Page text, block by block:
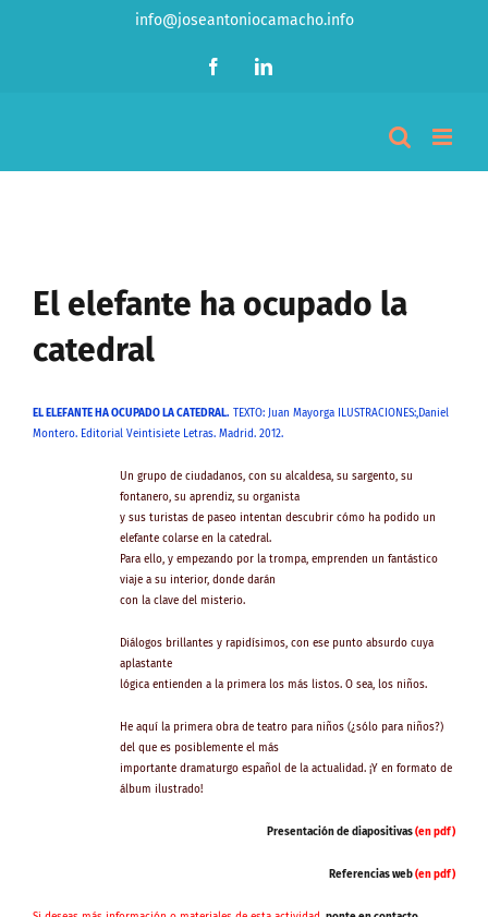
info@joseantoniocamacho.info
FacebookLinkedIn
más
grande
El elefante ha ocupado la
catedral
EL ELEFANTE HA OCUPADO LA CATEDRAL. TEXTO: Juan Mayorga ILUSTRACIONES:,Daniel
Montero. Editorial Veintisiete Letras. Madrid. 2012.
Un grupo de ciudadanos, con su alcaldesa, su sargento, su
fontanero, su aprendiz, su organista
y sus turistas de paseo intentan descubrir cómo ha podido un
elefante colarse en la catedral.
Para ello, y empezando por la trompa, emprenden un fantástico
viaje a su interior, donde darán
con la clave del misterio.
Diálogos brillantes y rapidísimos, con ese punto absurdo cuya
aplastante
lógica entienden a la primera los más listos. O sea, los niños.
He aquí la primera obra de teatro para niños (¿sólo para niños?)
del que es posiblemente el más
importante dramaturgo español de la actualidad. ¡Y en formato de
álbum ilustrado!
Presentación de diapositivas(en pdf)
Referencias web(en pdf)